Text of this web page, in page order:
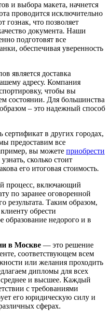
и выбора макета, начнется
проводится исключительно
гознак, что позволяет
документа. Наши
подготовят все
обеспечивая уверенность
является доставка
адресу. Компания
чтобы вы
состоянии. Для большинства
– это надежный способ
сертификат в других городах,
предоставим все
вы можете приобрести
сколько стоит
его итоговая стоимость.
процесс, включающий
по заранее оговоренной
результата. Таким образом,
обрести
образование недорого и в
в Москве — это решение
соответствующем всем
или желания проходить
дипломы для всех
среднее и высшее. Каждый
с требованиями
его юридическую силу и
сферах.